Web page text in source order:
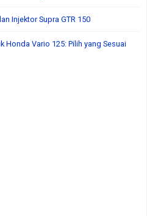
Injektor Supra GTR 150
Honda Vario 125: Pilih yang Sesuai